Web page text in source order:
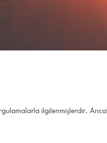
ilgilenmişlerdir.